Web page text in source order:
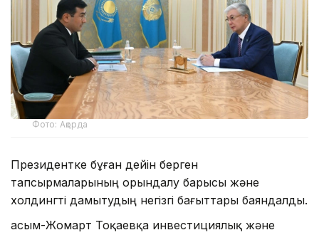
Фото: Ақорда
Президентке бұған дейін берген
тапсырмаларының орындалу барысы және
холдингті дамытудың негізгі бағыттары баяндалды.
Қасым-Жомарт Тоқаевқа инвестициялық және